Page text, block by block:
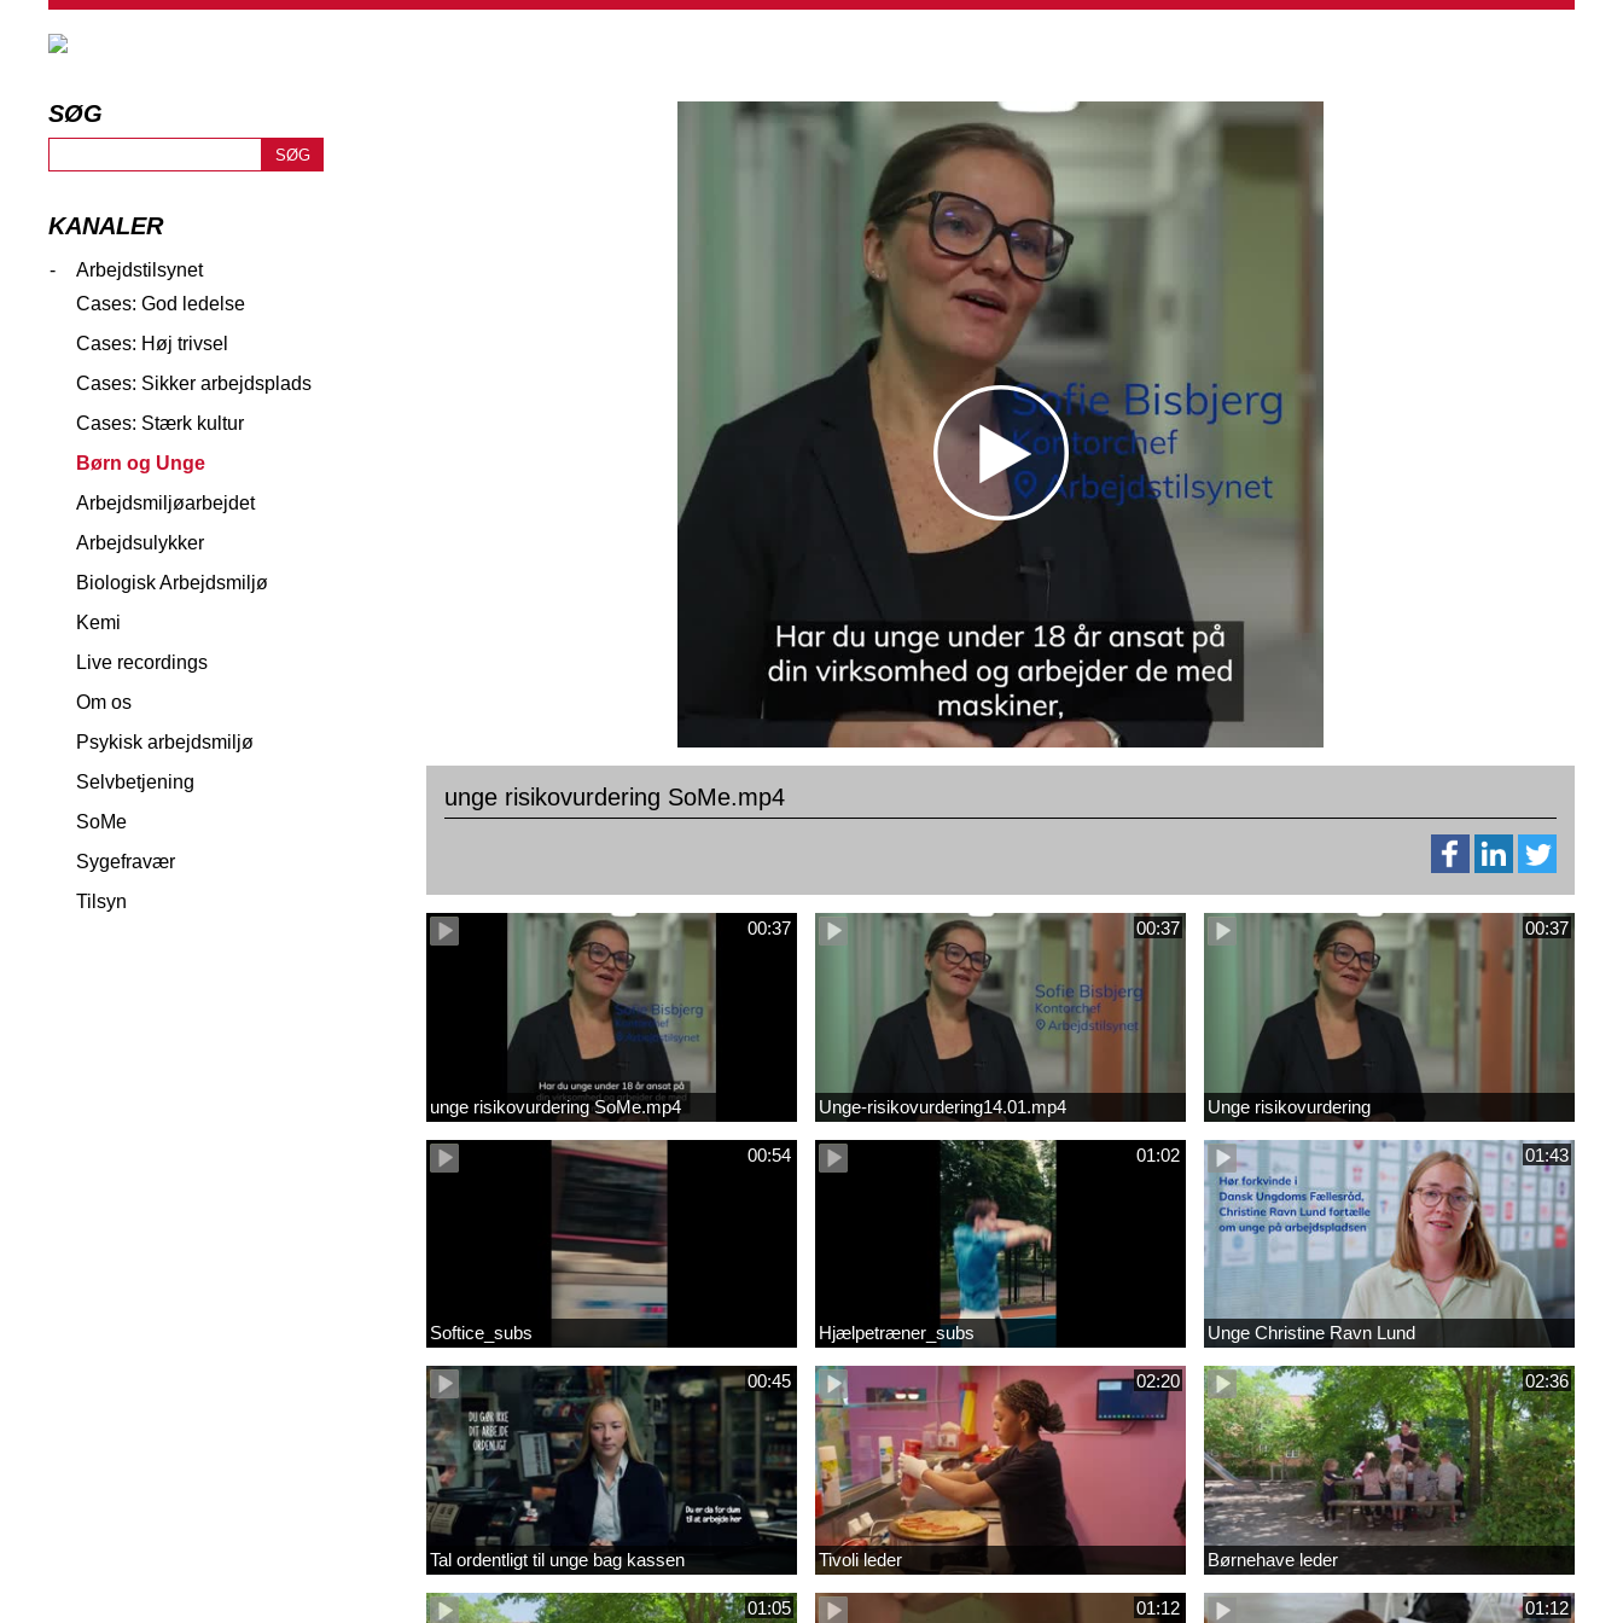
SØG
KANALER
-
Arbejdstilsynet
Cases: God ledelse
Cases: Høj trivsel
Cases: Sikker arbejdsplads
Cases: Stærk kultur
Børn og Unge
Arbejdsmiljøarbejdet
Arbejdsulykker
Biologisk Arbejdsmiljø
Kemi
Live recordings
Om os
Psykisk arbejdsmiljø
Selvbetjening
SoMe
Sygefravær
Tilsyn
unge risikovurdering SoMe.mp4
00:37
unge risikovurdering SoMe.mp4
00:37
Unge-risikovurdering14.01.mp4
00:37
Unge risikovurdering
00:54
Softice_subs
01:02
Hjælpetræner_subs
01:43
Unge Christine Ravn Lund
00:45
Tal ordentligt til unge bag kassen
02:20
Tivoli leder
02:36
Børnehave leder
01:05 01:12 01:12